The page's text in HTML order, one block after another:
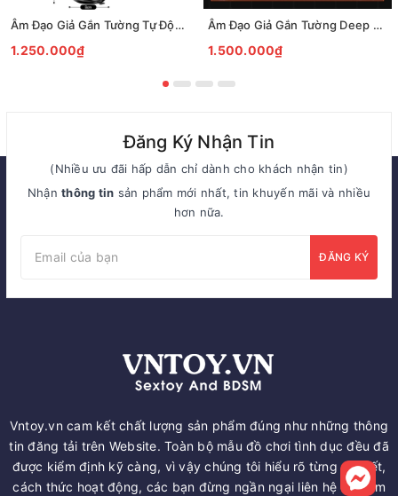
Âm Đạo Giả Gắn Tường Tự Động Sưởi Ấm Rung Âm Thanh Sống Động
1.250.000₫
Âm Đạo Giả Gắn Tường Deep Throat Rung Thụt Mút Tự Động Cao Cấp
1.500.000₫
Đăng Ký Nhận Tin
(Nhiều ưu đãi hấp dẫn chỉ dành cho khách nhận tin)
Nhậnthông tin sản phẩm mới nhất, tin khuyến mãi và nhiều
hơn nữa.
ĐĂNG KÝ
Vntoy.vn cam kết chất lượng sản phẩm đúng như những thông
tin đăng tải trên Website. Toàn bộ mẫu đồ chơi tình dục đều đã
được kiểm định kỹ càng, vì vậy chúng tôi hiểu rõ từng chi tiết,
cách thức hoạt động, các bạn đừng ngần ngại liên hệ để nắm